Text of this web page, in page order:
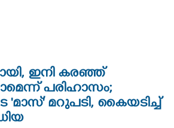
ഇനി കരഞ്ഞ്
പരിഹാസം;
'മാസ്' മറുപടി, കൈയടിച്ച്